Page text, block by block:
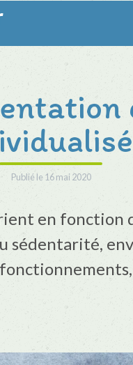
Publié le 16 mai 2020
en fonction
sédentarité,